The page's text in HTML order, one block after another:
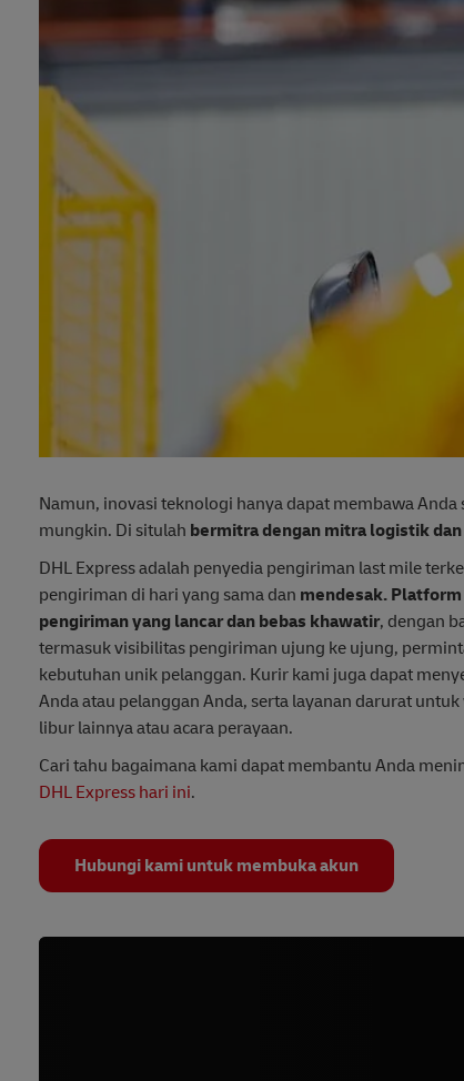
Namun, inovasi teknologi hanya dapat membawa
mungkin. Di situlah bermitra dengan mitra logistik
DHL Express adalah penyedia pengiriman last mile
pengiriman di hari yang sama dan mendesak.
pengiriman yang lancar dan bebas khawatir, dengan
termasuk visibilitas pengiriman ujung ke ujung,
kebutuhan unik pelanggan. Kurir kami juga dapat
Anda atau pelanggan Anda, serta layanan darurat
libur lainnya atau acara perayaan.
Cari tahu bagaimana kami dapat membantu Anda
DHL Express hari ini.
Hubungi kami untuk membuka akun